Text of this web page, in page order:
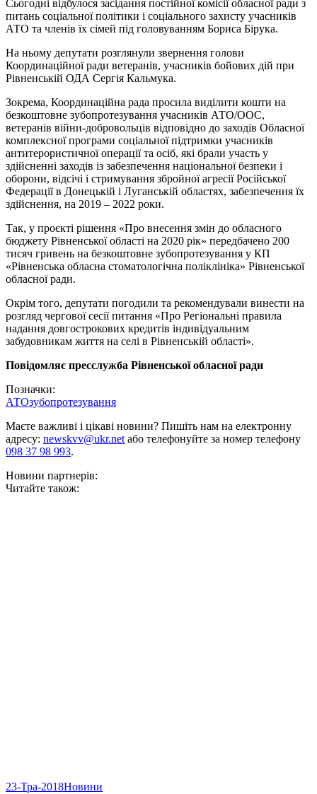
Сьогодні відбулося засідання постійної комісії обласної ради з
питань соціальної політики і соціального захисту учасників
АТО та членів їх сімей під головуванням Бориса Бірука.
На ньому депутати розглянули звернення голови
Координаційної ради ветеранів, учасників бойових дій при
Рівненській ОДА Сергія Кальмука.
Зокрема, Координаційна рада просила виділити кошти на
безкоштовне зубопротезування учасників АТО/ООС,
ветеранів війни-добровольців відповідно до заходів Обласної
комплексної програми соціальної підтримки учасників
антитерористичної операції та осіб, які брали участь у
здійсненні заходів із забезпечення національної безпеки і
оборони, відсічі і стримування збройної агресії Російської
Федерації в Донецькій і Луганській областях, забезпечення їх
здійснення, на 2019 – 2022 роки.
Так, у проєкті рішення «Про внесення змін до обласного
бюджету Рівненської області на 2020 рік» передбачено 200
тисяч гривень на безкоштовне зубопротезування у КП
«Рівненська обласна стоматологічна поліклініка» Рівненської
обласної ради.
Окрім того, депутати погодили та рекомендували винести на
розгляд чергової сесії питання «Про Регіональні правила
надання довгострокових кредитів індивідуальним
забудовникам життя на селі в Рівненській області».
Повідомляє пресслужба Рівненської обласної ради
Позначки:
АТОзубопротезування
Маєте важливі і цікаві новини? Пишіть нам на електронну
адресу: newskvv@ukr.netабо телефонуйте за номер телефону
098 37 98 993.
Новини партнерів:
Читайте також:
23-Тра-2018Новини